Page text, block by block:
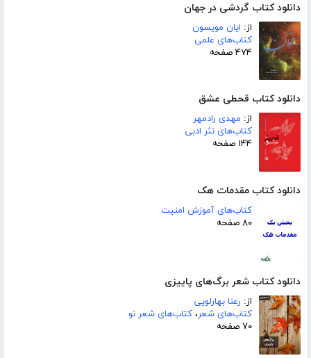
دانلود کتاب گردشی در جهان
از: ایان مویسون
کتاب‌های علمی
۴۷۴ صفحه
دانلود کتاب قحطی عشق
از: مهدی رادمهر
کتاب‌های نثر ادبی
۱۴۴ صفحه
دانلود کتاب مقدمات هک
کتاب‌های آموزش امنیت
۸۰ صفحه
دانلود کتاب شعر برگ‌های پاییزی
از: رعنا بهارلویی
کتاب‌های شعر، کتاب‌های شعر نو
۷۰ صفحه